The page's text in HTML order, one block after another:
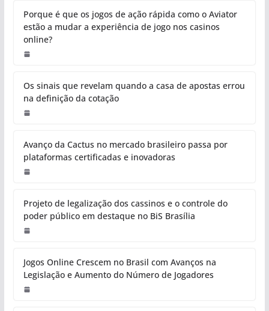
Porque é que os jogos de ação rápida como o Aviator
estão a mudar a experiência de jogo nos casinos
online?
Os sinais que revelam quando a casa de apostas errou
na definição da cotação
Avanço da Cactus no mercado brasileiro passa por
plataformas certificadas e inovadoras
Projeto de legalização dos cassinos e o controle do
poder público em destaque no BiS Brasília
Jogos Online Crescem no Brasil com Avanços na
Legislação e Aumento do Número de Jogadores